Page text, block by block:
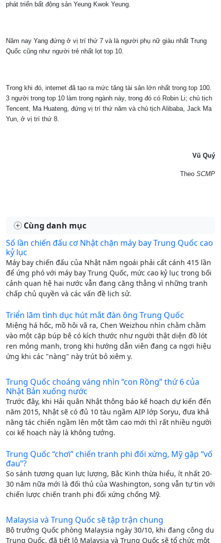
phát triển bất động sản Yeung Kwok Yeung.
Năm nay Yang đứng ở vị trí thứ 7 và là người phụ nữ giàu nhất Trung
Quốc cũng như người trẻ nhất lọt top 10.
Trong khi đó, internet đã tạo ra mức tăng tài sản lớn nhất trong top 100.
3 người trong top 10 làm trong ngành này, trong đó có Robin Li; chủ tịch
Tencent, Ma Huateng, đứng vị trí thứ năm và chủ tịch Alibaba, Jack Ma
Yun, ở vị trí thứ 8.
Vũ Quý
Theo SCMP
Cùng danh mục
Số lần chiến đấu cơ Nhật chặn máy bay Trung Quốc cao
kỷ lục
Máy bay chiến đấu của Nhật năm ngoái phải cất cánh 415 lần
để ứng phó với máy bay Trung Quốc, mức cao kỷ lục trong bối
cảnh quan hệ hai nước vẫn đang căng thẳng vì những tranh
chấp chủ quyền và các vấn đề lịch sử.
Triển lãm tình dục hút mắt đàn ông Trung Quốc
Miệng há hốc, mồ hôi vã ra, Chen Weizhou nhìn chằm chằm
vào một cặp búp bê có kích thước như người thật diện đồ lót
ren mỏng manh, trong khi hướng dẫn viên đang ca ngợi hiệu
ứng khi các "nàng" này trút bỏ xiêm y.
Trung Quốc choáng váng nhìn “con Rồng” thứ 6 của
Nhật Bản xuống nước
Trước đây, khi Hải quân Nhật thông báo kế hoạch dự kiến đến
năm 2015, Nhật sẽ có đủ 10 tàu ngầm AIP lớp Soryu, đưa khả
năng tác chiến ngầm lên một tầm cao mới thì rất nhiều người
coi kế hoạch này là không tưởng.
Trung Quốc “chơi” chiến tranh phi đối xứng, Mỹ gặp “vố
đau“?
So sánh tương quan lực lượng, Bắc Kinh thừa hiểu, ít nhất 20-
30 năm nữa mới là đối thủ của Washington, song vẫn tự tin với
chiến lược chiến tranh phi đối xứng chống Mỹ.
Malaysia và Trung Quốc sẽ tập trận chung
Bộ trưởng Quốc phòng Malaysia ngày 30/10, khi đang công du
Trung Quốc, đã tiết lộ Malaysia và Trung Quốc sẽ tổ chức một